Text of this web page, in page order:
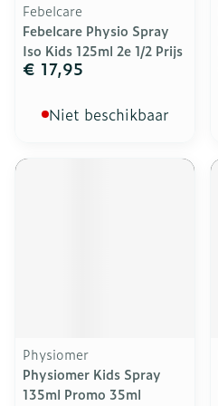
Febelcare
Febelcare Physio Spray
Iso Kids 125ml 2e 1/2 Prijs
€ 17,95
Niet beschikbaar
Physiomer
Physiomer Kids Spray
135ml Promo 35ml